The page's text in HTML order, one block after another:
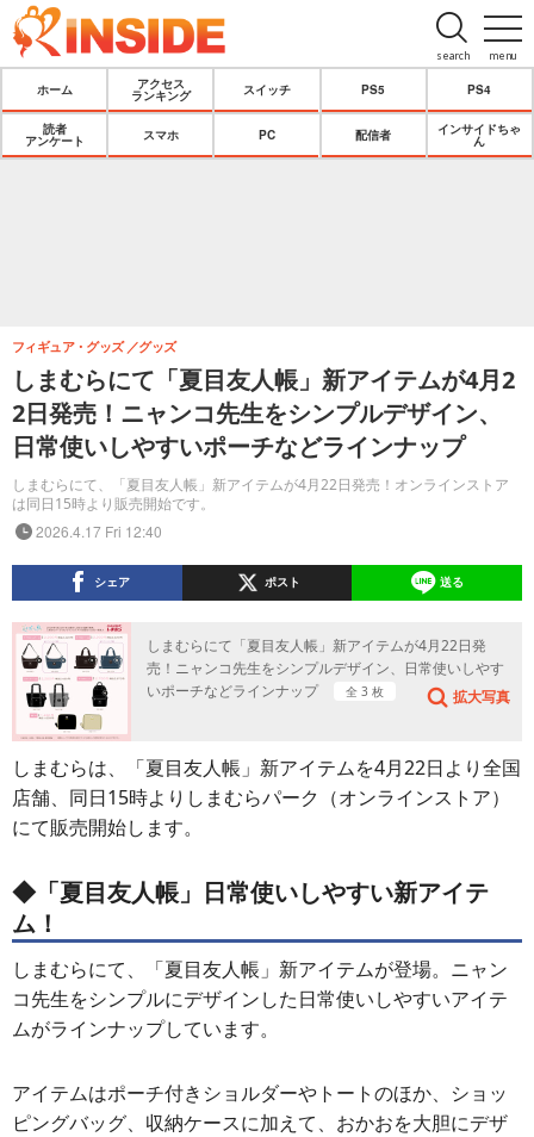
menu
search
ホーム
アクセス
ランキング
スイッチ PS5 PS4
読者
アンケート
スマホ PC 配信者
インサイドちゃ
ん
しまむらにて「夏目友人帳」新アイテムが4月2
2日発売！ニャンコ先生をシンプルデザイン、
日常使いしやすいポーチなどラインナップ
しまむらにて、「夏目友人帳」新アイテムが4月22日発売！オンラインストア
は同日15時より販売開始です。
フィギュア・グッズ グッズ
2026.4.17 Fri 12:40
シェア ポスト 送る
しまむらにて「夏目友人帳」新アイテムが4月22日発
売！ニャンコ先生をシンプルデザイン、日常使いしやす
いポーチなどラインナップ
全 3 枚 拡大写真
しまむらは、「夏目友人帳」新アイテムを4月22日より全国
店舗、同日15時よりしまむらパーク（オンラインストア）
にて販売開始します。
◆「夏目友人帳」日常使いしやすい新アイテ
ム！
しまむらにて、「夏目友人帳」新アイテムが登場。ニャン
コ先生をシンプルにデザインした日常使いしやすいアイテ
ムがラインナップしています。
アイテムはポーチ付きショルダーやトートのほか、ショッ
ピングバッグ、収納ケースに加えて、おかおを大胆にデザ